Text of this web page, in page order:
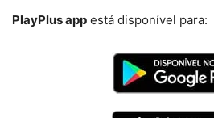
PlayPlus app está disponível para: